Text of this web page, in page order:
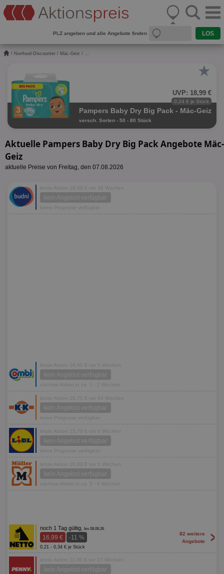
PLZ angeben und alle Angebote finden
/ Nonfood-Discounter / Mäc-Geiz / ...
★
UVP: 18,99 €
0,24 € je Stück
Pampers Baby Dry Big Pack - Mäc-Geiz
versch. Sorten - 50 - 80 Stück
Aktuelle Pampers Baby Dry Big Pack Angebote Mäc-
Geiz
aktuelle Preise von Freitag, den 07.08.2026
letzte Aktion 16,99 € vor 39 Wochen
kein Angebot verfügbar
keine Prognose verfügbar
letzte Aktion 16,95 € vor 5 Wochen
kein Angebot verfügbar
nächste Aktion in ca. 1 - 2 Wochen
letzte Aktion 16,75 € vor 64 Wochen
kein Angebot verfügbar
keine Prognose verfügbar
letzte Aktion 15,78 € vor 6 Wochen
kein Angebot verfügbar
keine Prognose verfügbar
letzte Aktion 16,99 € vor 5 Wochen
kein Angebot verfügbar
nächste Aktion in ca. 5 - 6 Wochen
noch 1 Tag gültig, bis 08.08.26
16,99 € -11 %
0,21 - 0,34 € je Stück
82 weitere
Angebote
>
letzte Aktion 11,00 € vor 27 Wochen
kein Angebot verfügbar